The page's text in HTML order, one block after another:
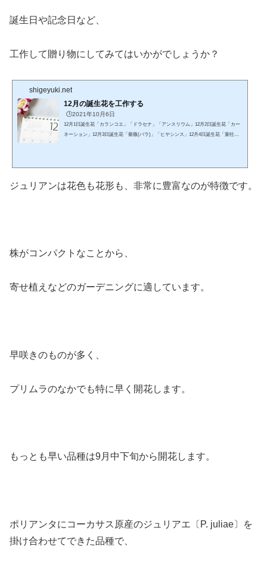
誕生日や記念日など、
工作して贈り物にしてみてはいかがでしょうか？
shigeyuki.net
12月の誕生花を工作する
🕒️2021年10月6日
12月1日誕生花「カランコエ」「ドラセナ」「アンスリウム」12月2日誕生花「カー
ネーション」12月3日誕生花「薔薇(バラ)」「ヒヤシンス」12月4日誕生花「葉牡丹
月11日誕生花「白い薔薇(バラ)」「ヒヤシンス」12月12日...
ジュリアンは花色も花形も、非常に豊富なのが特徴です。
株がコンパクトなことから、
寄せ植えなどのガーデニングに適しています。
早咲きのものが多く、
プリムラのなかでも特に早く開花します。
もっとも早い品種は9月中下旬から開花します。
ポリアンタにコーカサス原産のジュリアエ〔P. juliae〕を
掛け合わせてできた品種で、